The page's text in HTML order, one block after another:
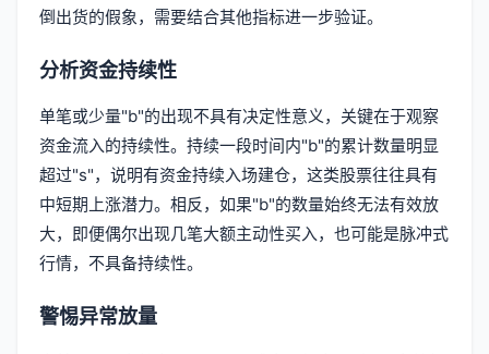
倒出货的假象，需要结合其他指标进一步验证。
分析资金持续性
单笔或少量"b"的出现不具有决定性意义，关键在于观察
资金流入的持续性。持续一段时间内"b"的累计数量明显
超过"s"，说明有资金持续入场建仓，这类股票往往具有
中短期上涨潜力。相反，如果"b"的数量始终无法有效放
大，即便偶尔出现几笔大额主动性买入，也可能是脉冲式
行情，不具备持续性。
警惕异常放量